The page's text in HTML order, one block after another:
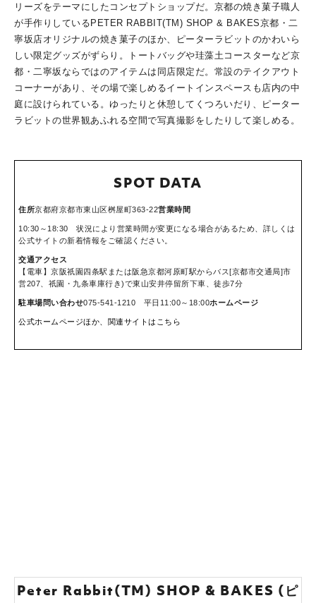
リーズをテーマにしたコンセプトショップだ。京都の焼き菓子職人
が手作りしているPETER RABBIT(TM) SHOP & BAKES京都・二
寧坂店オリジナルの焼き菓子のほか、ピーターラビットのかわいら
しい限定グッズがずらり。トートバッグや珪藻土コースターなど京
都・二寧坂ならではのアイテムは同店限定だ。常設のテイクアウト
コーナーがあり、その場で楽しめるイートインスペースも店内の中
庭に設けられている。ゆったりと休憩してくつろいだり、ピーター
ラビットの世界観あふれる空間で写真撮影をしたりして楽しめる。
SPOT DATA
住所京都府京都市東山区桝屋町363-22営業時間
10:30～18:30 状況により営業時間が変更になる場合があるため、詳しくは
公式サイトの新着情報をご確認ください。
交通アクセス
【電車】京阪祇園四条駅または阪急京都河原町駅からバス[京都市交通局]市
営207、祇園・九条車庫行き)で東山安井停留所下車、徒歩7分
駐車場 問い合わせ075-541-1210 平日11:00～18:00ホームページ
公式ホームページほか、関連サイトはこちら
Peter Rabbit(TM) SHOP & BAKES (ピ